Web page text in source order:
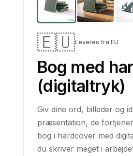
🇪🇺Leveres fra EU
Bog med
(digitaltryk)
Giv dine ord, billeder og
præsentation, de
bog i hardcover med
du skriver meget i